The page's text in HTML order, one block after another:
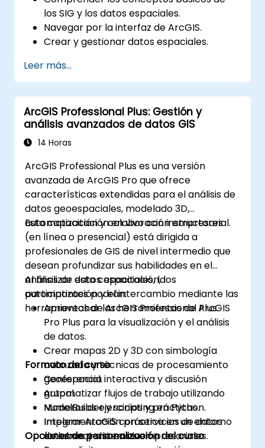
los SIG y los datos espaciales.
Navegar por la interfaz de ArcGIS.
Crear y gestionar datos espaciales.
Crear mapas y visualizaciones.
Leer más...
ArcGIS Professional Plus: Gestión y
análisis avanzados de datos GIS
14 Horas
ArcGIS Professional Plus es una versión
avanzada de ArcGIS Pro que ofrece
características extendidas para el análisis de
datos geoespaciales, modelado 3D,
automatización y colaboración empresarial.
Esta capacitación en vivo con instructores
(en línea o presencial) está dirigida a
profesionales de GIS de nivel intermedio que
desean profundizar sus habilidades en el
análisis de datos espaciales, la
automatización y el intercambio mediante las
herramientas de ArcGIS Professional Plus.
Al finalizar esta capacitación, los
participantes podrán:
Aprovechar las herramientas de ArcGIS
Pro Plus para la visualización y el análisis
de datos.
Crear mapas 2D y 3D con simbología
avanzada y técnicas de procesamiento
geoespacial.
Automatizar flujos de trabajo utilizando
ModelBuilder y scripting en Python.
Integrar ArcGIS con servicios de datos
externos y sistemas empresariales.
Formato del curso
Conferencia interactiva y discusión
grupal.
Numerosos ejercicios y prácticas.
Implementación práctica en un entorno
de laboratorio en vivo.
Opciones de personalización del curso